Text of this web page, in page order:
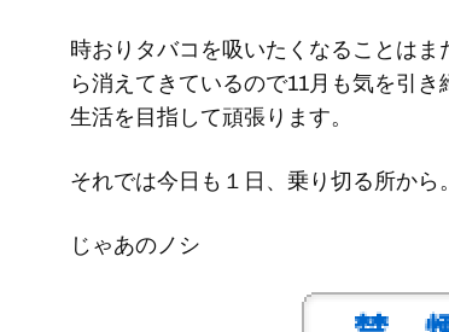
時おりタバコを吸いたくなることは
ら消えてきているので11月も気を引
生活を目指して頑張ります。
それでは今日も１日、乗り切る所から
じゃあのノシ